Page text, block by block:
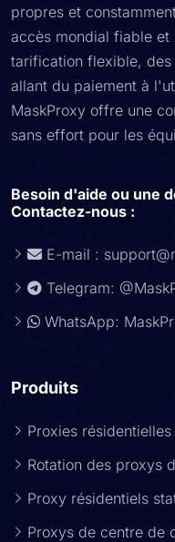
propres et
accès mondial fiable
tarification flexible,
allant du paiement à
MaskProxy offre une
sans effort pour les
Besoin d'aide ou une
Contactez-nous :
E-mail :
Telegram:
WhatsApp:
Produits
Proxies
Rotation des proxys
Proxy résidentiels
Proxys de centre de